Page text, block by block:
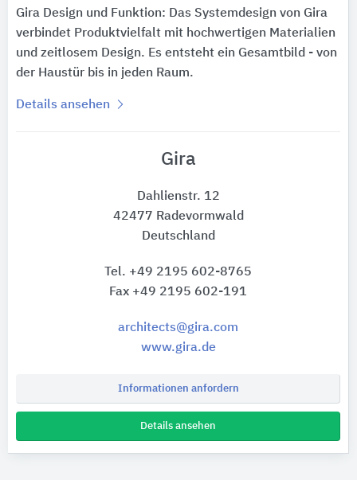
Gira Design und Funktion: Das Systemdesign von Gira
verbindet Produktvielfalt mit hochwertigen Materialien
und zeitlosem Design. Es entsteht ein Gesamtbild - von
der Haustür bis in jeden Raum.
Details ansehen
Gira
Dahlienstr. 12
42477 Radevormwald
Deutschland
Tel. +49 2195 602-8765
Fax +49 2195 602-191
architects@gira.com
www.gira.de
Informationen anfordern
Details ansehen